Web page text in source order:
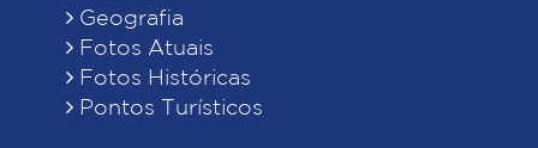
Geografia
Fotos Atuais
Fotos Históricas
Pontos Turísticos